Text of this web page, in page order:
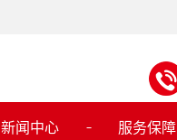
新闻中心 服务保障